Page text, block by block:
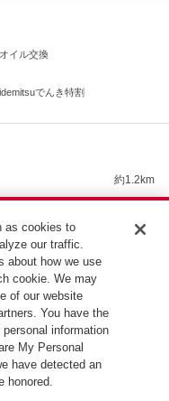
オイル交換
idemitsuでんき特割
約1.2km
ート（株）
スリテールサー
宇佐美 山陽支店
as cookies to
our traffic.
about how we use
cookie. We may
of our website
You have the
information
My Personal
have detected an
honored.